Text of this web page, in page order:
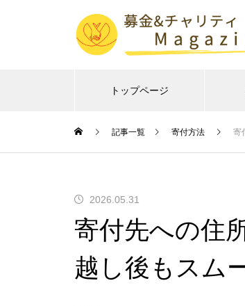
トップページ
記事一覧 寄付方法 寄
2026.05.31
寄付先への住
越し後もスム